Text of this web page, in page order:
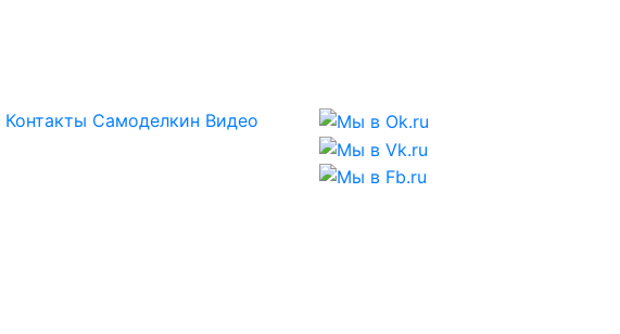
Контакты Самоделкин Видео